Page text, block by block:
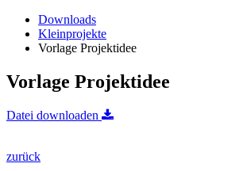
Downloads
Kleinprojekte
Vorlage Projektidee
Vorlage Projektidee
Datei downloaden
zurück